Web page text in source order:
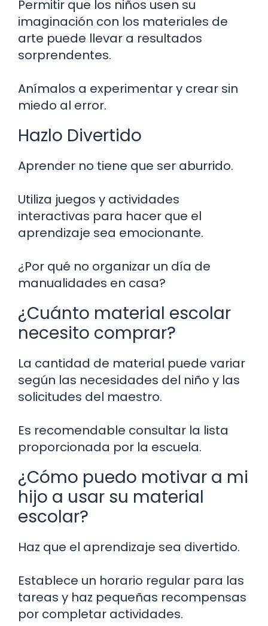
Permitir que los niños usen su
imaginación con los materiales de
arte puede llevar a resultados
sorprendentes.
Anímalos a experimentar y crear sin
miedo al error.
Hazlo Divertido
Aprender no tiene que ser aburrido.
Utiliza juegos y actividades
interactivas para hacer que el
aprendizaje sea emocionante.
¿Por qué no organizar un día de
manualidades en casa?
¿Cuánto material escolar
necesito comprar?
La cantidad de material puede variar
según las necesidades del niño y las
solicitudes del maestro.
Es recomendable consultar la lista
proporcionada por la escuela.
¿Cómo puedo motivar a mi
hijo a usar su material
escolar?
Haz que el aprendizaje sea divertido.
Establece un horario regular para las
tareas y haz pequeñas recompensas
por completar actividades.